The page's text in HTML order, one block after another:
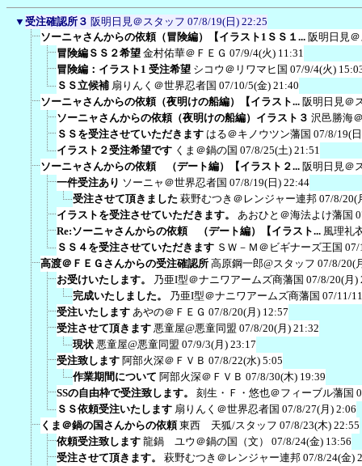
▼ 受注確認所３ 阪明日見＠スタッフ 07/8/19(日) 22:25
ソーニャさんからの依頼（冒険編）【イラスト1ＳＳ１... 阪明日見
冒険編ＳＳ２希望 金村佑華＠ＦＥＧ 07/9/4(火) 11:31
冒険編：イラスト1 受注希望 シコウ＠リワマヒ国 07/9/4(火)
ＳＳ立候補 扇りんく＠世界忍者国 07/10/5(金) 21:40
ソーニャさんからの依頼（夜明けの船編）【イラスト... 阪明日見＠
ソーニャさんからの依頼（夜明けの船編）イラスト３ 沢邑勝海
ＳＳを受注させていただきます はる＠キノウツン藩国 07/8/19(
イラスト２受注希望です くま＠鍋の国 07/8/25(土) 21:51
ソーニャさんからの依頼 （デート編）【イラスト２... 阪明日見＠
一件受注あり ソーニャ＠世界忍者国 07/8/19(日) 22:44
受注させて頂きました 萩野むつき＠レンジャー連邦 07/8/20(
イラストを受注させていただきます。
あおひと＠海法よけ藩国
Re:ソーニャさんからの依頼 （デート編）【イラスト... 風理礼
ＳＳ４を受注させていただきます ＳＷ－Ｍ＠ビギナーズ王国 07/
高渡＠ＦＥＧさんからの受注確認所 高原鋼一郎@スタッフ 07/8/20(
お受けいたします。
乃亜I型＠ナニワアームズ商藩国 07/8/20(月)
完成いたしました。
乃亜I型＠ナニワアームズ商藩国 07/11/
受注いたします あやの＠ＦＥＧ 07/8/20(月) 12:57
受注させて頂きます 悪童屋@悪童同盟 07/8/20(月) 21:32
現状 悪童屋@悪童同盟 07/9/3(月) 23:17
受注致します 阿部火深＠ＦＶＢ 07/8/22(水) 5:05
作業期間について 阿部火深＠ＦＶＢ 07/8/30(木) 19:39
SSの自由枠で受注致します。
刻生・Ｆ・悠也＠フィーブル藩国
ＳＳ依頼受注いたします 扇りんく＠世界忍者国 07/8/27(月) 2:06
くま＠鍋の国さんからの依頼 東西 天狐/スタッフ 07/8/23(木) 22:55
依頼受注致します 龍鍋 ユウ＠鍋の国（文）
07/8/24(金) 13:56
受注させて頂きます。
萩野むつき＠レンジャー連邦 07/8/24(金)